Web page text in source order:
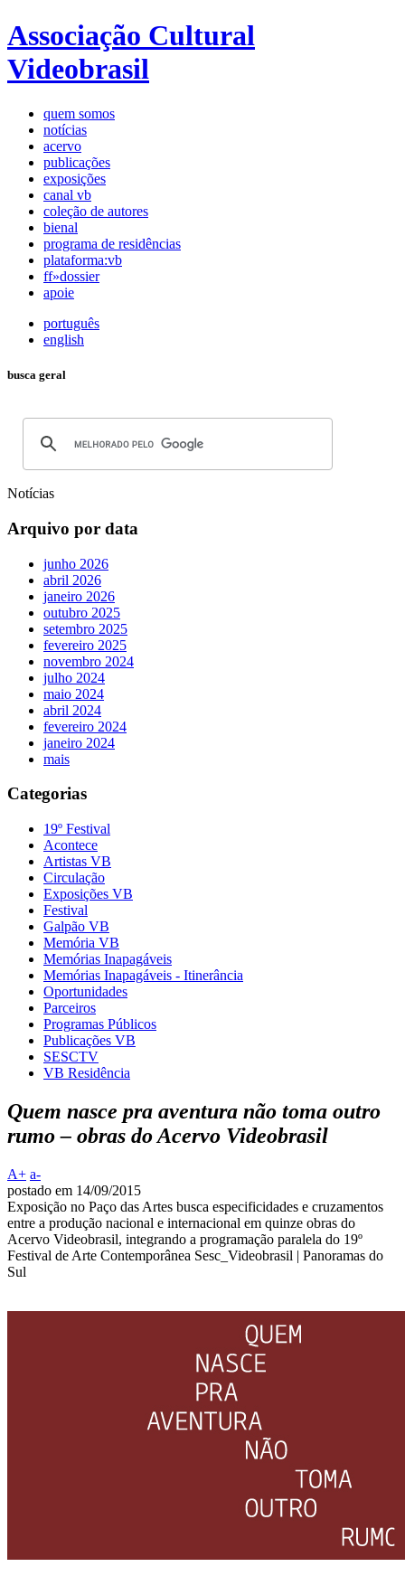
Associação Cultural
Videobrasil
quem somos
notícias
acervo
publicações
exposições
canal vb
coleção de autores
bienal
programa de residências
plataforma:vb
ff»dossier
apoie
português
english
busca geral
Notícias
Arquivo por data
junho 2026
abril 2026
janeiro 2026
outubro 2025
setembro 2025
fevereiro 2025
novembro 2024
julho 2024
maio 2024
abril 2024
fevereiro 2024
janeiro 2024
mais
Categorias
19º Festival
Acontece
Artistas VB
Circulação
Exposições VB
Festival
Galpão VB
Memória VB
Memórias Inapagáveis
Memórias Inapagáveis - Itinerância
Oportunidades
Parceiros
Programas Públicos
Publicações VB
SESCTV
VB Residência
Quem nasce pra aventura não toma outro
rumo – obras do Acervo Videobrasil
A+ a-
postado em 14/09/2015
Exposição no Paço das Artes busca especificidades e cruzamentos
entre a produção nacional e internacional em quinze obras do
Acervo Videobrasil, integrando a programação paralela do 19º
Festival de Arte Contemporânea Sesc_Videobrasil | Panoramas do
Sul